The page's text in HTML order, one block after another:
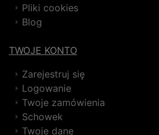
Pliki cookies
Blog
TWOJE KONTO
Zarejestruj się
Logowanie
Twoje zamówienia
Schowek
Twoje dane